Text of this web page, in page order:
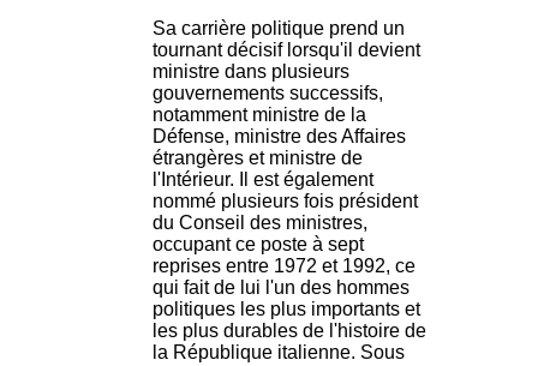
Sa carrière politique prend un
tournant décisif lorsqu'il devient
ministre dans plusieurs
gouvernements successifs,
notamment ministre de la
Défense, ministre des Affaires
étrangères et ministre de
l'Intérieur. Il est également
nommé plusieurs fois président
du Conseil des ministres,
occupant ce poste à sept
reprises entre 1972 et 1992, ce
qui fait de lui l'un des hommes
politiques les plus importants et
les plus durables de l'histoire de
la République italienne. Sous